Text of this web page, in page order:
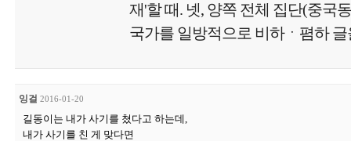
재'할 때. 넷, 양쪽 전체 집단(중국
국가를 일방적으로 비하ㆍ폄하 글
잉걸 2016-01-20
길동이는 내가 사기를 쳤다고 하는데,
내가 사기를 친 게 맞다면